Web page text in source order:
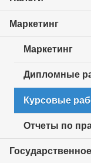
Маркетинг
to
collapse
Маркетинг
Дипломные
Курсовые
Отчеты по